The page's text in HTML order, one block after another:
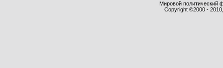
Мировой политический
Copyright ©2000 -